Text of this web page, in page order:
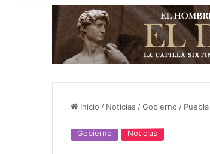
Inicio / Noticias /Gobierno /
Gobierno Noticias